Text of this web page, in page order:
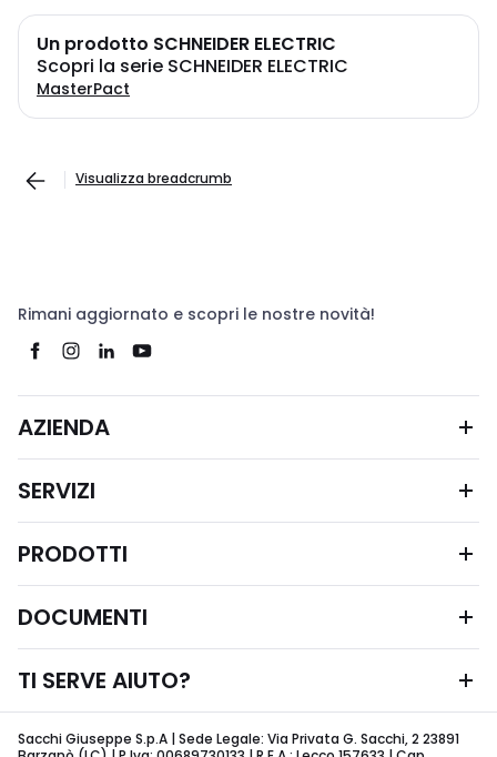
Un prodotto SCHNEIDER ELECTRIC
Scopri la serie SCHNEIDER ELECTRIC
MasterPact
Visualizza breadcrumb
Rimani aggiornato e scopri le nostre novità!
AZIENDA
SERVIZI
PRODOTTI
DOCUMENTI
TI SERVE AIUTO?
Sacchi Giuseppe S.p.A | Sede Legale: Via Privata G. Sacchi, 2 23891